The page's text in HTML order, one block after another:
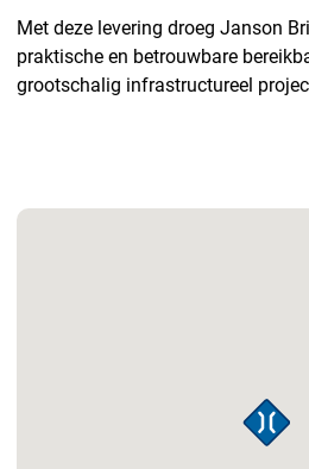
Met deze levering droeg Janson
praktische en betrouwbare
grootschalig infrastructureel